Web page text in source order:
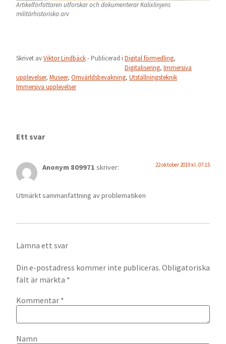
Artikelförfattaren utforskar och dokumenterar Kalixlinjens
militärhistoriska arv
Skrivet avViktor Lindbäck- Publicerad i Digital förmedling,
Digitalisering, Immersiva
upplevelser, Museer, Omvärldsbevakning, Utställningsteknik
Immersiva upplevelser
Ett svar
Anonym 809971 skriver: 22 oktober 2019 kl. 07:15
Utmärkt sammanfattning av problematiken
Lämna ett svar
Din e-postadress kommer inte publiceras. Obligatoriska
fält är märkta *
Kommentar *
Namn